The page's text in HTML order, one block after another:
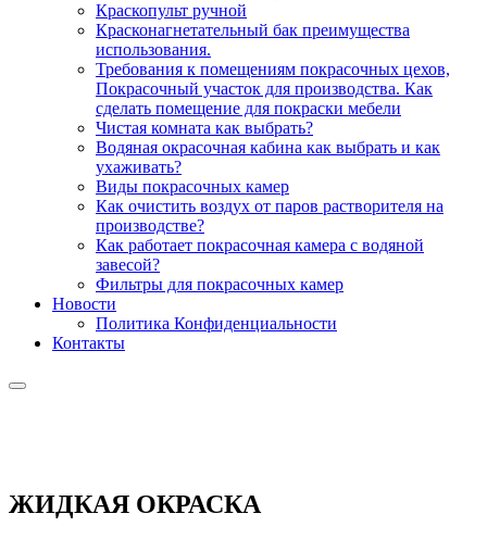
Краскопульт ручной
Красконагнетательный бак преимущества
использования.
Требования к помещениям покрасочных цехов,
Покрасочный участок для производства. Как
сделать помещение для покраски мебели
Чистая комната как выбрать?
Водяная окрасочная кабина как выбрать и как
ухаживать?
Виды покрасочных камер
Как очистить воздух от паров растворителя на
производстве?
Как работает покрасочная камера с водяной
завесой?
Фильтры для покрасочных камер
Новости
Политика Конфиденциальности
Контакты
ЖИДКАЯ ОКРАСКА